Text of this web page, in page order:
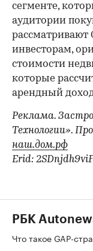
сегменте,
аудитории
инвесторам,
стоимости
которые
арендный
Реклама.
Технологии».
наш.дом.рф
Erid:
РБК
Что такое GAP-